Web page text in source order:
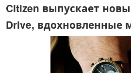
Citizen выпускает
Drive, вдохновленные